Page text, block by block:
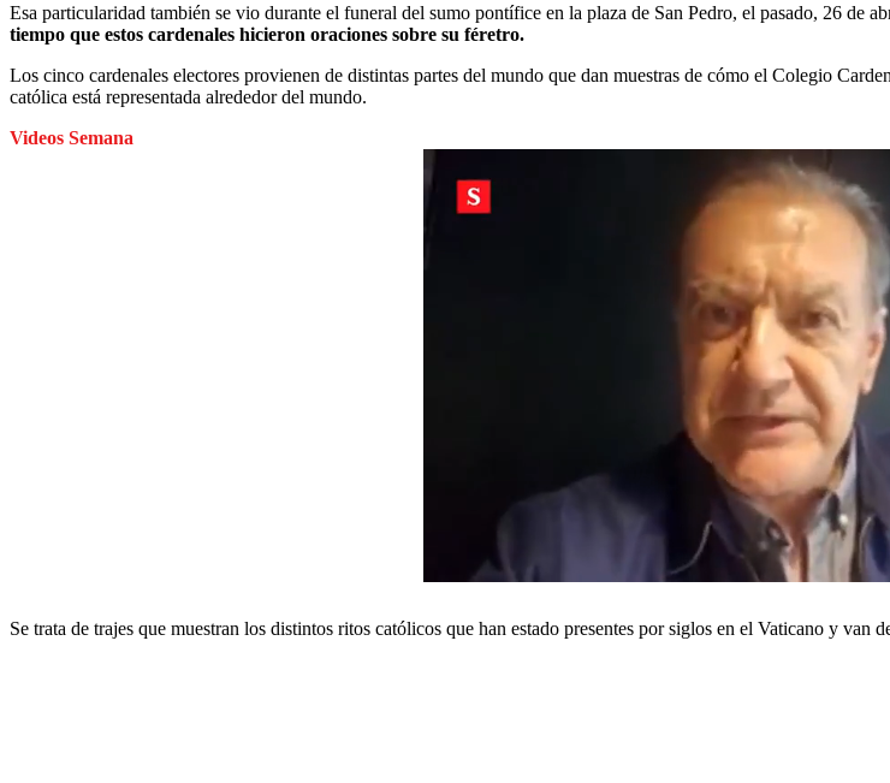
Esa particularidad también se vio durante el funeral del sumo pontífice en la plaza de San Pedro, el pasado, 26 de
tiempo que estos cardenales hicieron oraciones sobre su féretro.
Los cinco cardenales electores provienen de distintas partes del mundo que dan muestras de cómo el Colegio
católica está representada alrededor del mundo.
Videos Semana
Se trata de trajes que muestran los distintos ritos católicos que han estado presentes por siglos en el Vaticano y van